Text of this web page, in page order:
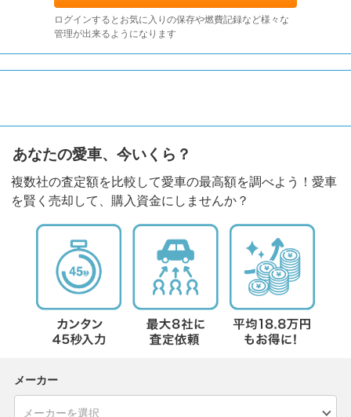
ログインするとお気に入りの保存や燃費記録など様々な
管理が出来るようになります
あなたの愛車、今いくら？
複数社の査定額を比較して愛車の最高額を調べよう！愛車
を賢く売却して、購入資金にしませんか？
メーカー